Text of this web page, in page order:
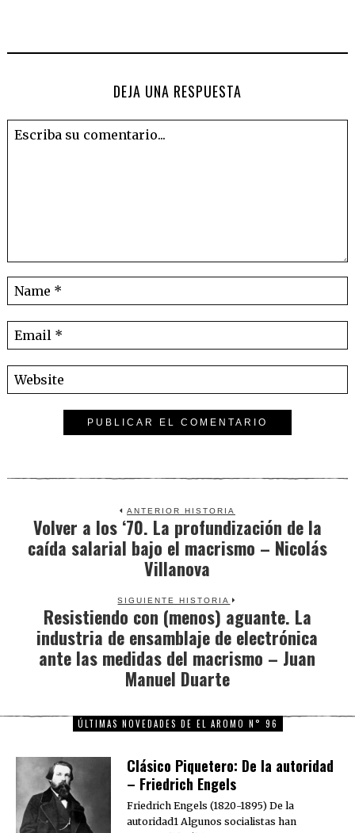
DEJA UNA RESPUESTA
ANTERIOR HISTORIA
Previous
post:
Volver a los ‘70. La profundización de la
caída salarial bajo el macrismo – Nicolás
Villanova
SIGUIENTE HISTORIA
Next
post:
Resistiendo con (menos) aguante. La
industria de ensamblaje de electrónica
ante las medidas del macrismo – Juan
Manuel Duarte
ÚLTIMAS NOVEDADES DE EL AROMO N° 96
Clásico Piquetero: De la autoridad
– Friedrich Engels
Friedrich Engels (1820-1895) De la
autoridad1 Algunos socialistas han